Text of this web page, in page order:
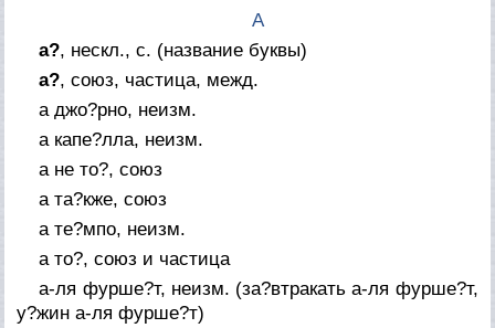
А
а?, нескл., с. (название буквы)
а?,союз, частица, межд.
а джо?рно, неизм.
а капе?лла, неизм.
а не то?, союз
а та?кже, союз
а те?мпо, неизм.
а то?, союз и частица
а-ля фурше?т, неизм. (за?втракать а-ля фурше?т,
у?жин а-ля фурше?т)